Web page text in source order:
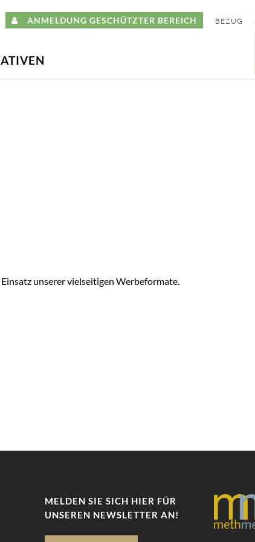
ANMELDUNG GESCHÜTZTER BEREICH BEZUG
unserer vielseitigen Werbeformate.
MELDEN SIE SICH HIER FÜR
UNSEREN NEWSLETTER AN!